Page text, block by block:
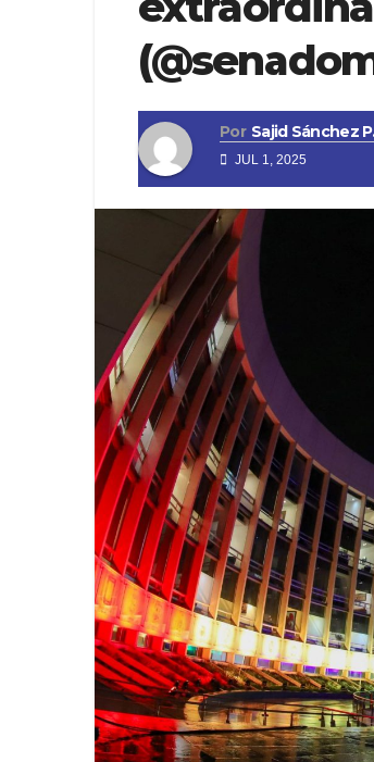
Por Sajid Sánchez
JUL 1, 2025